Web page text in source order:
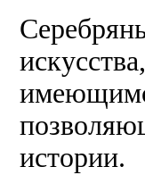
истории.